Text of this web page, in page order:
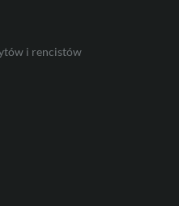
i rencistów